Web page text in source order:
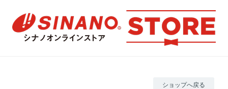
ショップへ戻る